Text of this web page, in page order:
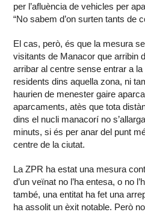
per l’afluència de vehicles per
“No sabem d’on surten tants de
El cas, però, és que la mesura
visitants de Manacor que arribin
arribar al centre sense entrar a
residents dins aquella zona, ni
haurien de menester gaire
aparcaments, atès que tota
dins el nucli manacorí no
minuts, si és per anar del punt
centre de la ciutat.
La ZPR ha estat una mesura
d’un veïnat no l’ha entesa, o no
també, una entitat ha fet una
ha assolit un èxit notable. Però